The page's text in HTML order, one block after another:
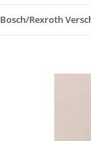
Bosch/Rexroth